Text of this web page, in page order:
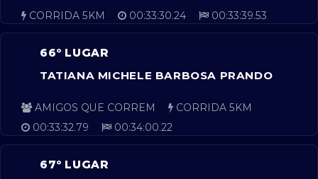
CORRIDA 5KM 00:33:30.24 00:33:39.53
66º LUGAR
TATIANA MICHELE BARBOSA PRANDO
AMIGOS QUE CORREM
CORRIDA 5KM
00:33:32.79
00:34:00.22
67º LUGAR